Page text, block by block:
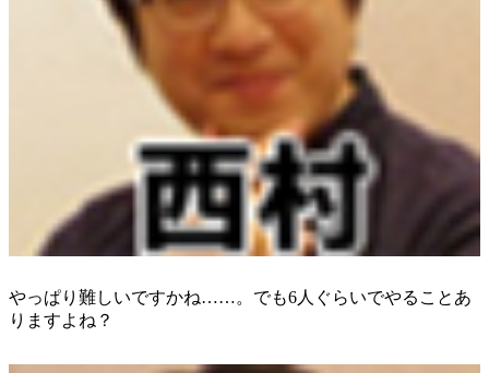
やっぱり難しいですかね……。でも6人ぐらいでやることあ
りますよね？